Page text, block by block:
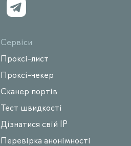
Сервіси
Проксі-лист
Проксі-чекер
Сканер портів
Тест швидкості
Дізнатися свій IP
Перевірка анонімності